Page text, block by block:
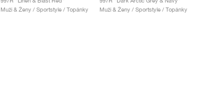
Muži & Ženy / Sportstyle / Topánky
Muži & Ženy / Sportstyle / Topánky